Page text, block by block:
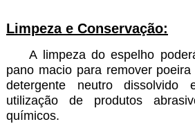
Limpeza e Conservação:
A limpeza do espelho
pano macio para remover
detergente neutro
utilização de produtos
químicos.